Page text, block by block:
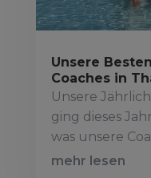
Unsere Besten
Coaches in
Unsere
ging dieses
was unsere
mehr lesen